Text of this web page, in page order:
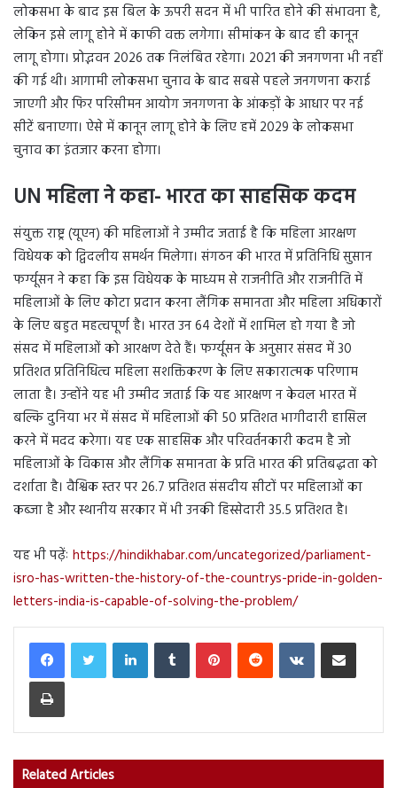
लोकसभा के बाद इस बिल के ऊपरी सदन में भी पारित होने की संभावना है,
लेकिन इसे लागू होने में काफी वक्त लगेगा। सीमांकन के बाद ही कानून
लागू होगा। प्रोद्भवन 2026 तक निलंबित रहेगा। 2021 की जनगणना भी नहीं
की गई थी। आगामी लोकसभा चुनाव के बाद सबसे पहले जनगणना कराई
जाएगी और फिर परिसीमन आयोग जनगणना के आंकड़ों के आधार पर नई
सीटें बनाएगा। ऐसे में कानून लागू होने के लिए हमें 2029 के लोकसभा
चुनाव का इंतजार करना होगा।
UN महिला ने कहा- भारत का साहसिक कदम
संयुक्त राष्ट्र (यूएन) की महिलाओं ने उम्मीद जताई है कि महिला आरक्षण
विधेयक को द्विदलीय समर्थन मिलेगा। संगठन की भारत में प्रतिनिधि सुसान
फर्ग्यूसन ने कहा कि इस विधेयक के माध्यम से राजनीति और राजनीति में
महिलाओं के लिए कोटा प्रदान करना लैंगिक समानता और महिला अधिकारों
के लिए बहुत महत्वपूर्ण है। भारत उन 64 देशों में शामिल हो गया है जो
संसद में महिलाओं को आरक्षण देते हैं। फर्ग्यूसन के अनुसार संसद में 30
प्रतिशत प्रतिनिधित्व महिला सशक्तिकरण के लिए सकारात्मक परिणाम
लाता है। उन्होंने यह भी उम्मीद जताई कि यह आरक्षण न केवल भारत में
बल्कि दुनिया भर में संसद में महिलाओं की 50 प्रतिशत भागीदारी हासिल
करने में मदद करेगा। यह एक साहसिक और परिवर्तनकारी कदम है जो
महिलाओं के विकास और लैंगिक समानता के प्रति भारत की प्रतिबद्धता को
दर्शाता है। वैश्विक स्तर पर 26.7 प्रतिशत संसदीय सीटों पर महिलाओं का
कब्जा है और स्थानीय सरकार में भी उनकी हिस्सेदारी 35.5 प्रतिशत है।
यह भी पढ़ेंः https://hindikhabar.com/uncategorized/parliament-
isro-has-written-the-history-of-the-countrys-pride-in-golden-
letters-india-is-capable-of-solving-the-problem/
LinkedInTumblr PinterestReddit VKontakteShare via Email
Print
Related Articles